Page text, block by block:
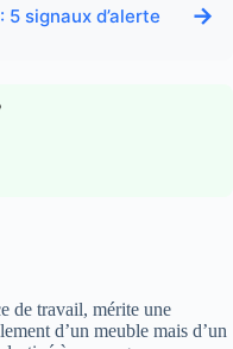
signaux d’alerte →
de travail, mérite une
d’un meuble mais d’un